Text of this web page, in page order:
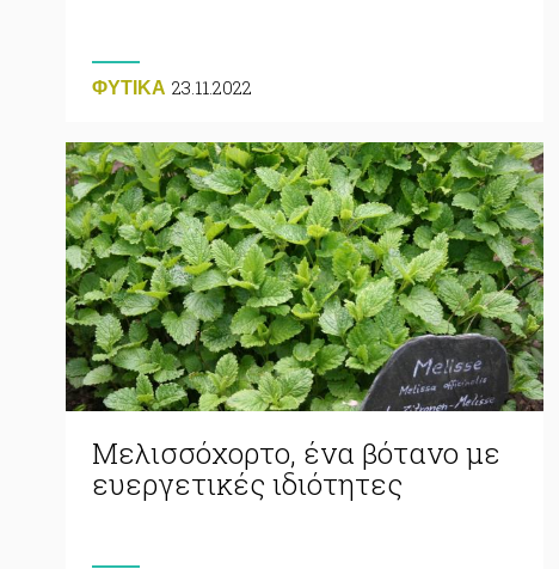
ΦΥΤΙΚA 23.11.2022
Μελισσόχορτο, ένα βότανο με
ευεργετικές ιδιότητες